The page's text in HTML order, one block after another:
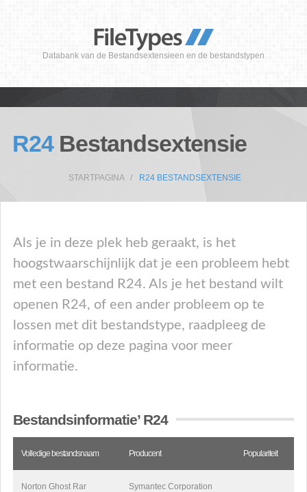
Databank van de Bestandsextensieen en de bestandstypen
R24Bestandsextensie
STARTPAGINA R24 BESTANDSEXTENSIE
Als je in deze plek heb geraakt, is het
hoogstwaarschijnlijk dat je een probleem hebt
met een bestand R24. Als je het bestand wilt
openen R24, of een ander probleem op te
lossen met dit bestandstype, raadpleeg de
informatie op deze pagina voor meer
informatie.
Bestandsinformatie’ R24
Volledige bestandsnaam Producent Populariteit
Norton Ghost Rar Symantec Corporation